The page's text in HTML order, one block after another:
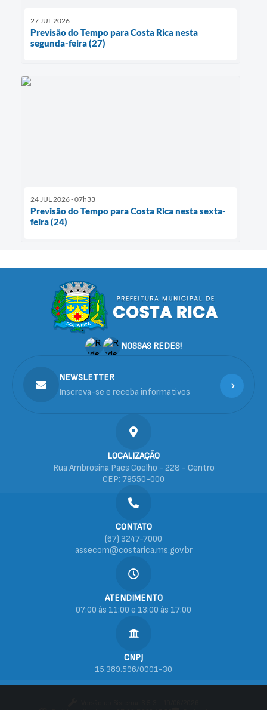
27 JUL 2026
Previsão do Tempo para Costa Rica nesta
segunda-feira (27)
24 JUL 2026 - 07h33
Previsão do Tempo para Costa Rica nesta sexta-
feira (24)
NOSSAS REDES!
LOCALIZAÇÃO
Rua Ambrosina Paes Coelho - 228 - Centro
CEP: 79550-000
CONTATO
(67) 3247-7000
assecom@costarica.ms.gov.br
ATENDIMENTO
07:00 às 11:00 e 13:00 às 17:00
CNPJ
15.389.596/0001-30
NEWSLETTER
Inscreva-se e receba informativos